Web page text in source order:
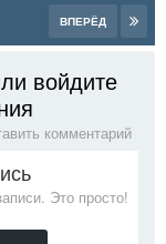
ВПЕРЁД
войдите
комментарий
Это просто!